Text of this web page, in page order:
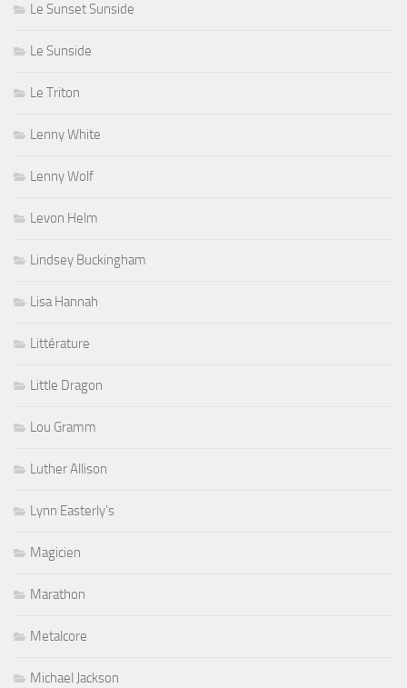
Le Sunset Sunside
Le Sunside
Le Triton
Lenny White
Lenny Wolf
Levon Helm
Lindsey Buckingham
Lisa Hannah
Littérature
Little Dragon
Lou Gramm
Luther Allison
Lynn Easterly's
Magicien
Marathon
Metalcore
Michael Jackson